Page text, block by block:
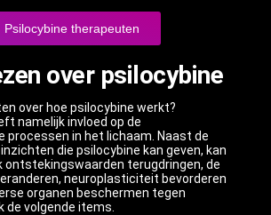
Psilocybine therapeuten
over psilocybine
over hoe psilocybine werkt?
namelijk invloed op de
processen in het lichaam. Naast de
die psilocybine kan geven, kan
ontstekingswaarden terugdringen, de
neuroplasticiteit bevorderen
organen beschermen tegen
de volgende items.